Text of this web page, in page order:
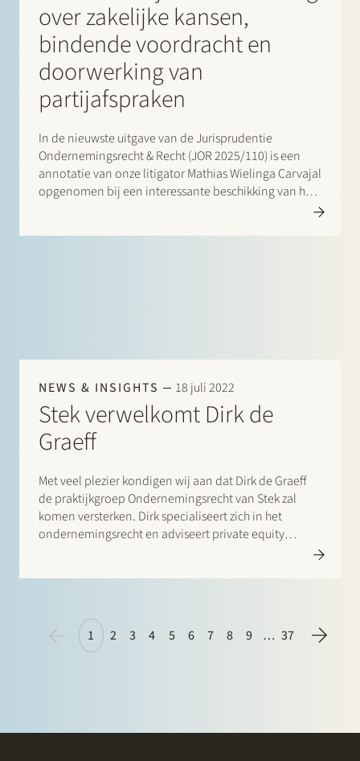
over zakelijke kansen,
bindende voordracht en
doorwerking van
partijafspraken
In de nieuwste uitgave van de Jurisprudentie
Ondernemingsrecht & Recht (JOR 2025/110) is een
annotatie van onze litigator Mathias Wielinga Carvajal
opgenomen bij een interessante beschikking van het
Gerechtshof Amsterdam (Ondernemingskamer) van 12
NEWS & INSIGHTS 18 juli 2022
Stek verwelkomt Dirk de
Graeff
Met veel plezier kondigen wij aan dat Dirk de Graeff
de praktijkgroep Ondernemingsrecht van Stek zal
komen versterken. Dirk specialiseert zich in het
ondernemingsrecht en adviseert private equity
overstap naar…
1 2 3 4 5 6 7 8 9 … 37